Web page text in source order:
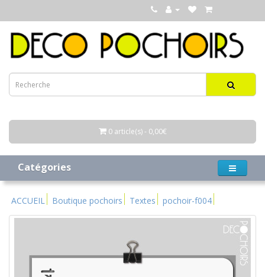
0 article(s) - 0,00€
Catégories
ACCUEIL Boutique pochoirs Textes pochoir-f004